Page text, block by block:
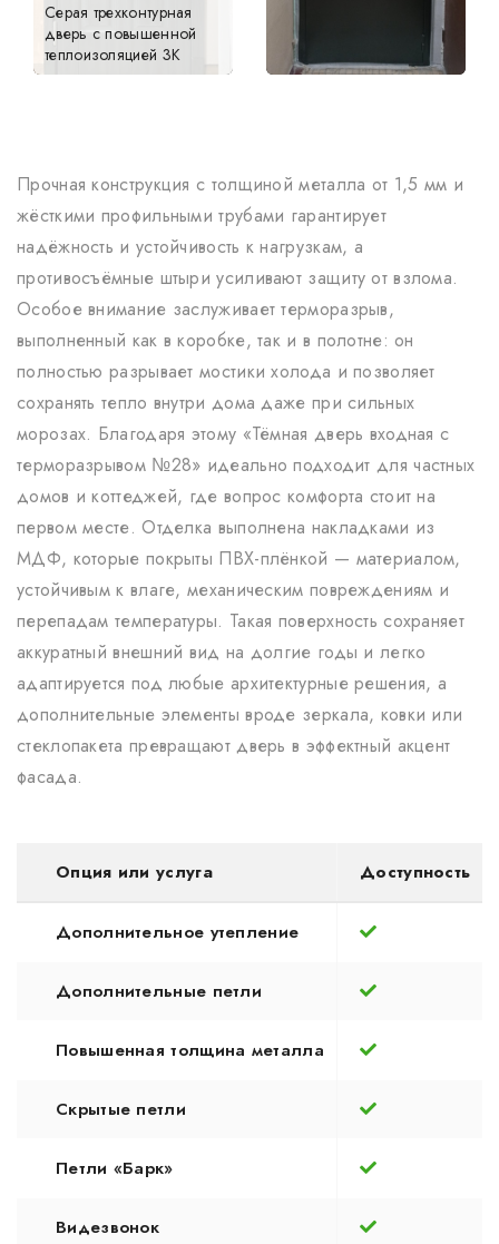
Серая трехконтурная
дверь с повышенной
теплоизоляцией 3К
Прочная конструкция с толщиной металла от 1,5 мм и
жёсткими профильными трубами гарантирует
надёжность и устойчивость к нагрузкам, а
противосъёмные штыри усиливают защиту от взлома.
Особое внимание заслуживает терморазрыв,
выполненный как в коробке, так и в полотне: он
полностью разрывает мостики холода и позволяет
сохранять тепло внутри дома даже при сильных
морозах. Благодаря этому «Тёмная дверь входная с
терморазрывом №28» идеально подходит для частных
домов и коттеджей, где вопрос комфорта стоит на
первом месте. Отделка выполнена накладками из
МДФ, которые покрыты ПВХ-плёнкой — материалом,
устойчивым к влаге, механическим повреждениям и
перепадам температуры. Такая поверхность сохраняет
аккуратный внешний вид на долгие годы и легко
адаптируется под любые архитектурные решения, а
дополнительные элементы вроде зеркала, ковки или
стеклопакета превращают дверь в эффектный акцент
фасада.
Опция или услуга Доступность
Дополнительное утепление
Дополнительные петли
Повышенная толщина металла
Скрытые петли
Петли «Барк»
Видезвонок